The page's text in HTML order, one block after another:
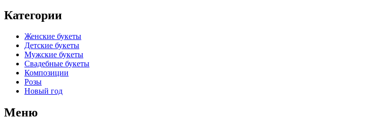
Категории
Женские букеты
Детские букеты
Мужские букеты
Свадебные букеты
Композиции
Розы
Новый год
Меню